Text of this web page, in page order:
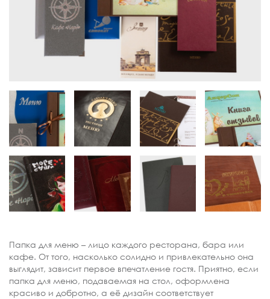
Папка для меню – лицо каждого ресторана, бара или
кафе. От того, насколько солидно и привлекательно она
выглядит, зависит первое впечатление гостя. Приятно, если
папка для меню, подаваемая на стол, оформлена
красиво и добротно, а её дизайн соответствует